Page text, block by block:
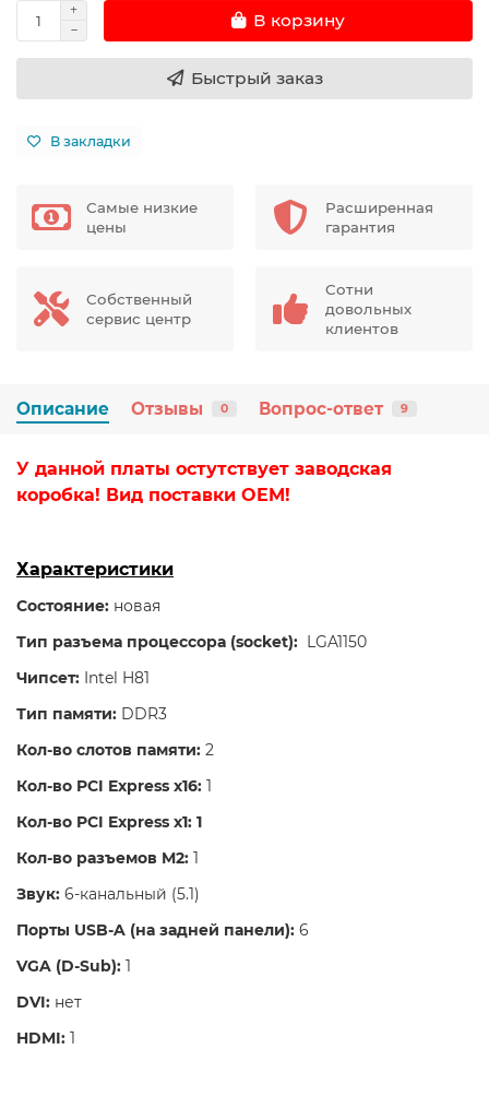
В корзину
Быстрый заказ
В закладки
Самые низкие
цены
Расширенная
гарантия
Собственный
сервис центр
Сотни
довольных
клиентов
Описание Отзывы 0 Вопрос-ответ 9
У данной платы остутствует заводская
коробка! Вид поставки OEM!
Характеристики
Состояние: новая
Тип разъема процессора (socket): LGA1150
Чипсет: Intel H81
Тип памяти: DDR3
Кол-во слотов памяти: 2
Кол-во PCI Express x16: 1
Кол-во PCI Express x1: 1
Кол-во разъемов M2: 1
Звук: 6-канальный (5.1)
Порты USB-A (на задней панели): 6
VGA (D-Sub): 1
DVI: нет
HDMI: 1